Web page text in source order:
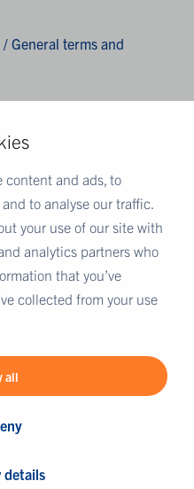
content and ads, to
to analyse our traffic.
your use of our site with
analytics partners who
that you’ve
collected from your use
all
details
General terms and
directory